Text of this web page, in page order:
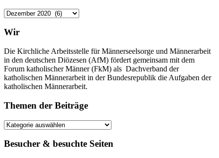
Archiv
Beiträge
Wir
Die Kirchliche Arbeitsstelle für Männerseelsorge und Männerarbeit
in den deutschen Diözesen (AfM) fördert gemeinsam mit dem
Forum katholischer Männer (FkM) als Dachverband der
katholischen Männerarbeit in der Bundesrepublik die Aufgaben der
katholischen Männerarbeit.
Themen der Beiträge
Themen
Beiträge
Besucher & besuchte Seiten